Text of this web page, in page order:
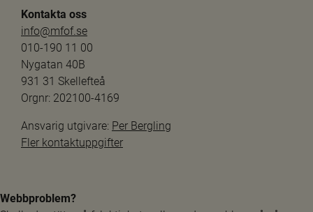
Kontakta oss
info@mfof.se
010-190 11 00
Nygatan 40B
931 31 Skellefteå
Orgnr: 202100-4169
Ansvarig utgivare: Per Bergling
Fler kontaktuppgifter
Webbproblem?